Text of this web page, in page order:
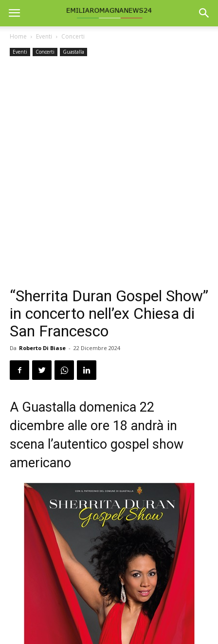
Home Eventi Concerti
Eventi Concerti Guastalla
“Sherrita Duran Gospel Show”
in concerto nell’ex Chiesa di
San Francesco
Da Roberto Di Biase - 22 Dicembre 2024
A Guastalla domenica 22
dicembre alle ore 18 andrà in
scena l’autentico gospel show
americano